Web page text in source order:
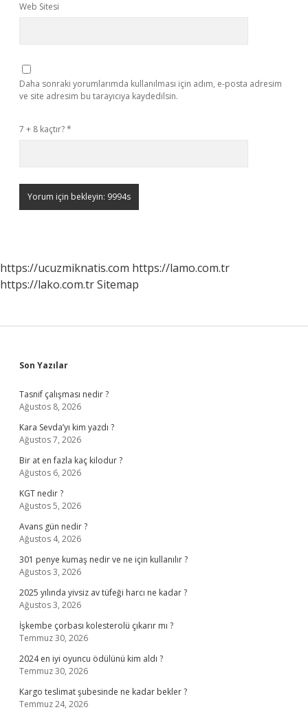
Web Sitesi
Daha sonraki yorumlarımda kullanılması için adım, e-posta adresim
ve site adresim bu tarayıcıya kaydedilsin.
7 + 8 kaçtır?*
https://ucuzmiknatis.com https://lamo.com.tr
https://lako.com.trSitemap
Sidebar
Son Yazılar
Tasnif çalışması nedir ?
Ağustos 8, 2026
Kara Sevda’yı kim yazdı ?
Ağustos 7, 2026
Bir at en fazla kaç kilodur ?
Ağustos 6, 2026
KGT nedir ?
Ağustos 5, 2026
Avans gün nedir ?
Ağustos 4, 2026
301 penye kumaş nedir ve ne için kullanılır ?
Ağustos 3, 2026
2025 yılında yivsiz av tüfeği harcı ne kadar ?
Ağustos 3, 2026
İşkembe çorbası kolesterolü çıkarır mı ?
Temmuz 30, 2026
2024 en iyi oyuncu ödülünü kim aldı ?
Temmuz 30, 2026
Kargo teslimat şubesinde ne kadar bekler ?
Temmuz 24, 2026